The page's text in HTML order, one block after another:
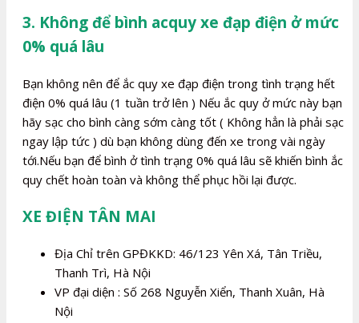
3. Không để bình acquy xe đạp điện ở mức
0% quá lâu
Bạn không nên để ắc quy xe đạp điện trong tình trạng hết
điện 0% quá lâu (1 tuần trở lên ) Nếu ắc quy ở mức này bạn
hãy sạc cho bình càng sớm càng tốt ( Không hẳn là phải sạc
ngay lập tức ) dù bạn không dùng đến xe trong vài ngày
tới.Nếu bạn để bình ở tình trạng 0% quá lâu sẽ khiến bình ắc
quy chết hoàn toàn và không thể phục hồi lại được.
XE ĐIỆN TÂN MAI
Địa Chỉ trên GPĐKKD: 46/123 Yên Xá, Tân Triều,
Thanh Trì, Hà Nội
VP đại diện : Số 268 Nguyễn Xiển, Thanh Xuân, Hà
Nội